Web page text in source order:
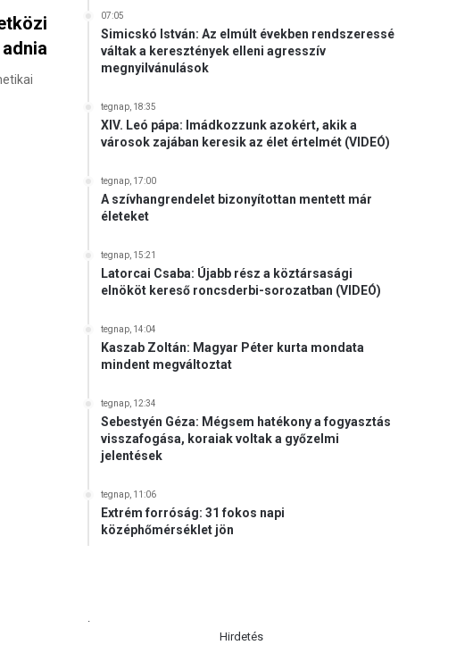
07:05
Simicskó István: Az elmúlt években rendszeressé
váltak a keresztények elleni agresszív
megnyilvánulások
tegnap, 18:35
XIV. Leó pápa: Imádkozzunk azokért, akik a
városok zajában keresik az élet értelmét (VIDEÓ)
tegnap, 17:00
A szívhangrendelet bizonyítottan mentett már
életeket
tegnap, 15:21
Latorcai Csaba: Újabb rész a köztársasági
elnököt kereső roncsderbi-sorozatban (VIDEÓ)
tegnap, 14:04
Kaszab Zoltán: Magyar Péter kurta mondata
mindent megváltoztat
tegnap, 12:34
Sebestyén Géza: Mégsem hatékony a fogyasztás
visszafogása, koraiak voltak a győzelmi
jelentések
tegnap, 11:06
Extrém forróság: 31 fokos napi
középhőmérséklet jön
.
Hirdetés